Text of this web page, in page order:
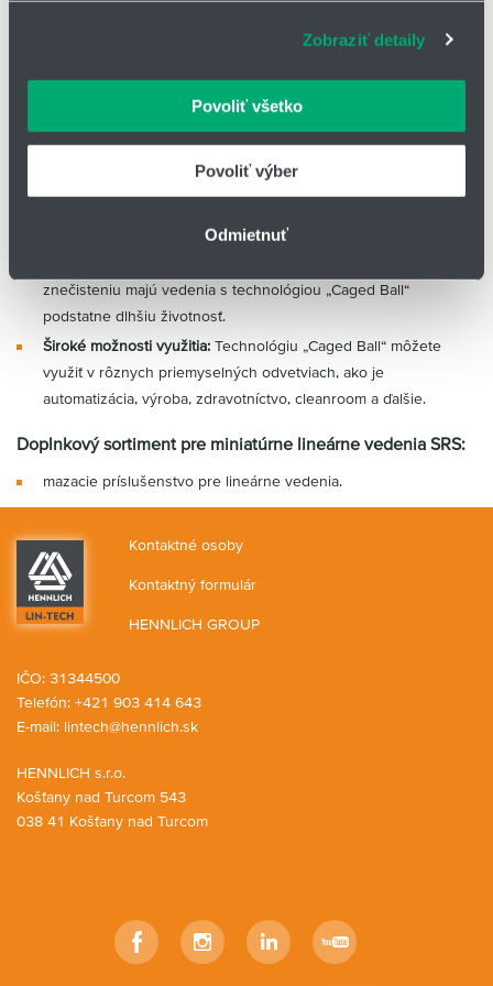
webové stránky, poskytujeme aj našim partnerom v
keď ste používali ich služby.
Zobraziť detaily
Povoliť všetko
Povoliť výber
Odmietnuť
Guľôčky sa vzájomne nedotýkajú. Pri pohybe
Vyššie rýchlosti:možné použitie pre vyššie rýchlosti.
Plynulejší a tichší pohyb:Presné vedenie guľôčok v klietke
vyžadujúce vysokú presnosť.
znečisteniu majú vedenia s technológiou „Caged Ball“
podstatne dlhšiu životnosť.
Široké možnosti využitia: Technológiu „Caged Ball“ môžete
využiť v rôznych priemyselných odvetviach, ako je
automatizácia, výroba, zdravotníctvo, cleanroom a ďalšie.
Doplnkový sortiment pre miniatúrne lineárne vedenia SRS:
mazacie príslušenstvo pre lineárne vedenia.
Kontaktné osoby
Kontaktný formulár
HENNLICH GROUP
HENNLICH s.r.o.
Košťany nad Turcom 543
038 41 Košťany nad Turcom
IČO: 31344500
Telefón: +421 903 414 643
E-mail: lintech@hennlich.sk
FacebookInstagramLinkedIn YouTube